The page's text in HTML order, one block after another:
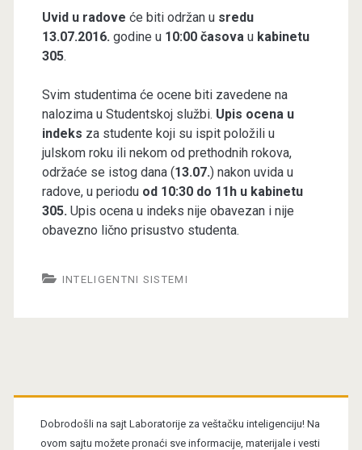
Uvid u radove će biti održan u sredu
13.07.2016. godine u 10:00 časovau kabinetu
305.
Svim studentima će ocene biti zavedene na
nalozima u Studentskoj službi. Upis ocena u
indeks za studente koji su ispit položili u
julskom roku ili nekom od prethodnih rokova,
održaće se istog dana (13.07.) nakon uvida u
radove, u periodu od 10:30 do 11h u kabinetu
305. Upis ocena u indeks nije obavezan i nije
obavezno lično prisustvo studenta.
INTELIGENTNI SISTEMI
Primary
Sidebar
Dobrodošli na sajt Laboratorije za veštačku inteligenciju! Na
ovom sajtu možete pronaći sve informacije, materijale i vesti